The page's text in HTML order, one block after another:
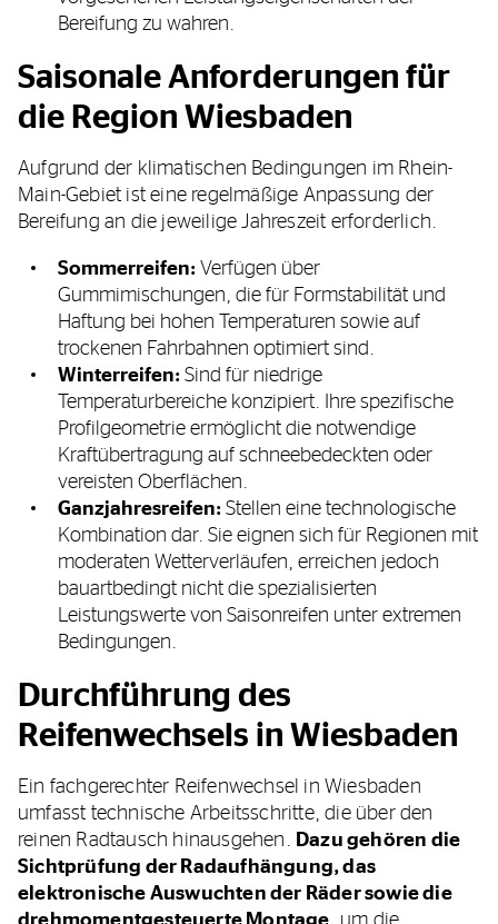
Bereifung zu wahren.
Saisonale Anforderungen für
die Region Wiesbaden
Aufgrund der klimatischen Bedingungen im Rhein-
Main-Gebiet ist eine regelmäßige Anpassung der
Bereifung an die jeweilige Jahreszeit erforderlich.
Sommerreifen: Verfügen über
Gummimischungen, die für Formstabilität und
Haftung bei hohen Temperaturen sowie auf
trockenen Fahrbahnen optimiert sind.
Winterreifen: Sind für niedrige
Temperaturbereiche konzipiert. Ihre spezifische
Profilgeometrie ermöglicht die notwendige
Kraftübertragung auf schneebedeckten oder
vereisten Oberflächen.
Ganzjahresreifen: Stellen eine technologische
Kombination dar. Sie eignen sich für Regionen mit
moderaten Wetterverläufen, erreichen jedoch
bauartbedingt nicht die spezialisierten
Leistungswerte von Saisonreifen unter extremen
Bedingungen.
Durchführung des
Reifenwechsels in Wiesbaden
Ein fachgerechter Reifenwechsel in Wiesbaden
umfasst technische Arbeitsschritte, die über den
reinen Radtausch hinausgehen. Dazu gehören die
Sichtprüfung der Radaufhängung, das
elektronische Auswuchten der Räder sowie die